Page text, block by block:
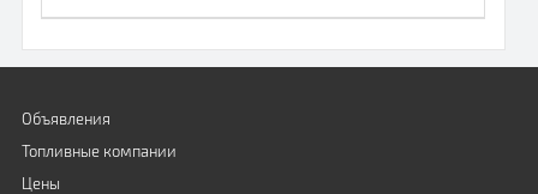
Объявления
Топливные компании
Цены